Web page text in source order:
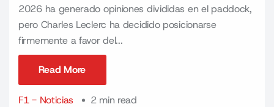
2026 ha generado opiniones divididas en el paddock,
pero Charles Leclerc ha decidido posicionarse
firmemente a favor del...
Read More
F1 - Noticias
2 min read